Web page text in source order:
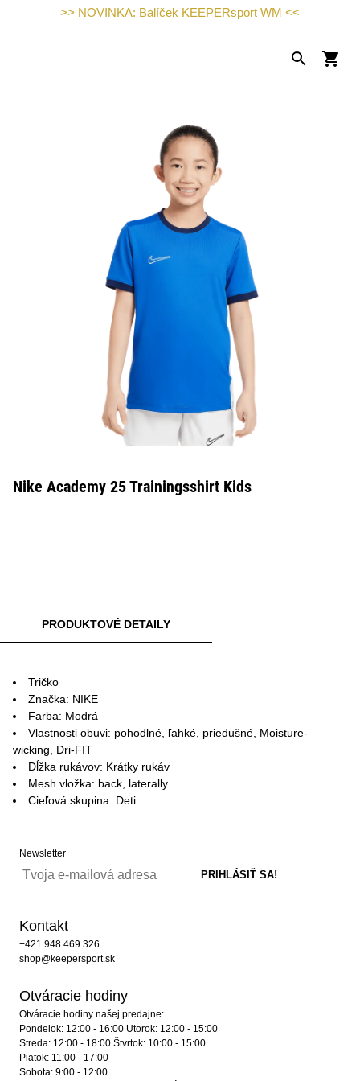
>> NOVINKA: Balíček KEEPERsport WM <<
Nike Academy 25 Trainingsshirt Kids
PRODUKTOVÉ DETAILY
Tričko
Značka: NIKE
Farba: Modrá
Vlastnosti obuvi: pohodlné, ľahké, priedušné, Moisture-
wicking, Dri-FIT
Dĺžka rukávov: Krátky rukáv
Mesh vložka: back, laterally
Cieľová skupina: Deti
Newsletter
Kontakt
+421 948 469 326
shop@keepersport.sk
Otváracie hodiny
Otváracie hodiny našej predajne:
Pondelok: 12:00 - 16:00 Utorok: 12:00 - 15:00
Streda: 12:00 - 18:00 Štvrtok: 10:00 - 15:00
Piatok: 11:00 - 17:00
Sobota: 9:00 - 12:00